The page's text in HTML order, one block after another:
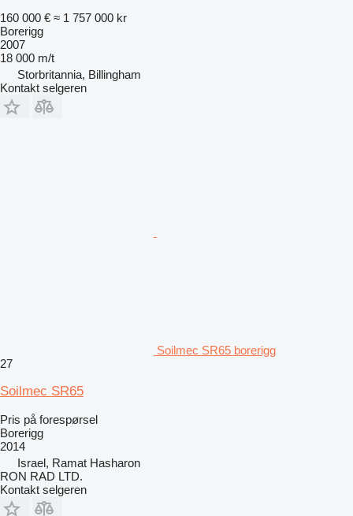
160 000 € ≈ 1 757 000 kr
Borerigg
2007
18 000 m/t
Storbritannia, Billingham
Kontakt selgeren
Soilmec SR65 borerigg
27
Soilmec SR65
Pris på forespørsel
Borerigg
2014
Israel, Ramat Hasharon
RON RAD LTD.
Kontakt selgeren